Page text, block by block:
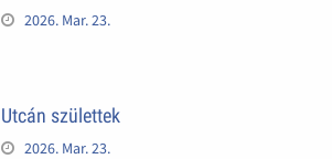
2026. Mar. 23.
Utcán születtek
2026. Mar. 23.